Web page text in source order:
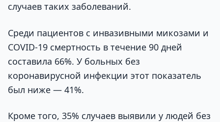
случаев таких заболеваний.
Среди пациентов с инвазивными микозами и
COVID-19 смертность в течение 90 дней
составила 66%. У больных без
коронавирусной инфекции этот показатель
был ниже — 41%.
Кроме того, 35% случаев выявили у людей без